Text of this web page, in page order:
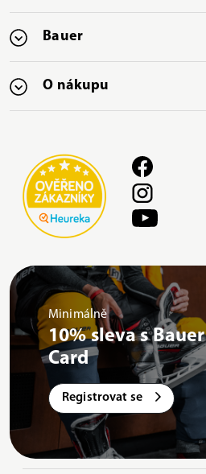
Bauer
O nákupu
Minimálně
10% sleva s Bauer
Card
Registrovat se